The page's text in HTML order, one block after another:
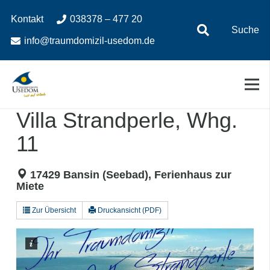
Inhalt
springen
Navigation
springen
Kontakt 038378 – 477 20
info@traumdomizil-usedom.de
Suche
Villa Strandperle, Whg.
11
17429 Bansin (Seebad), Ferienhaus zur
Miete
Zur Übersicht Druckansicht (PDF)